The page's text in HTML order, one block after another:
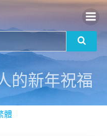
的新年祝福
體